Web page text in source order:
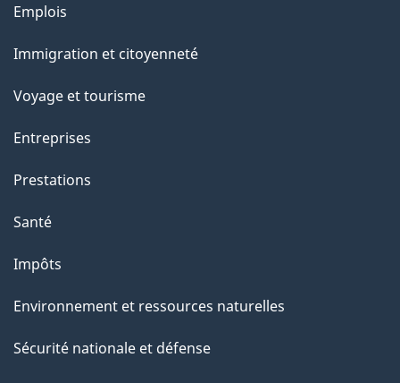
Thèmes
sujets
Emplois
Immigration et citoyenneté
Voyage et tourisme
Entreprises
Prestations
Santé
Impôts
Environnement et ressources naturelles
Sécurité nationale et défense